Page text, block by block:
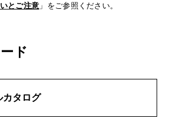
とご注意 」をご参照ください。
ド
カタログ